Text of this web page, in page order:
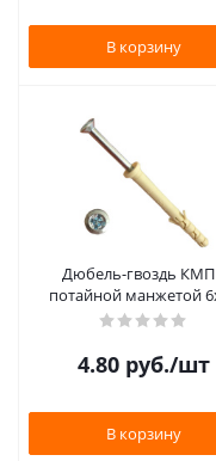
В корзину
Дюбель-гвоздь КМП
потайной манжетой
4.80руб./шт
В корзину